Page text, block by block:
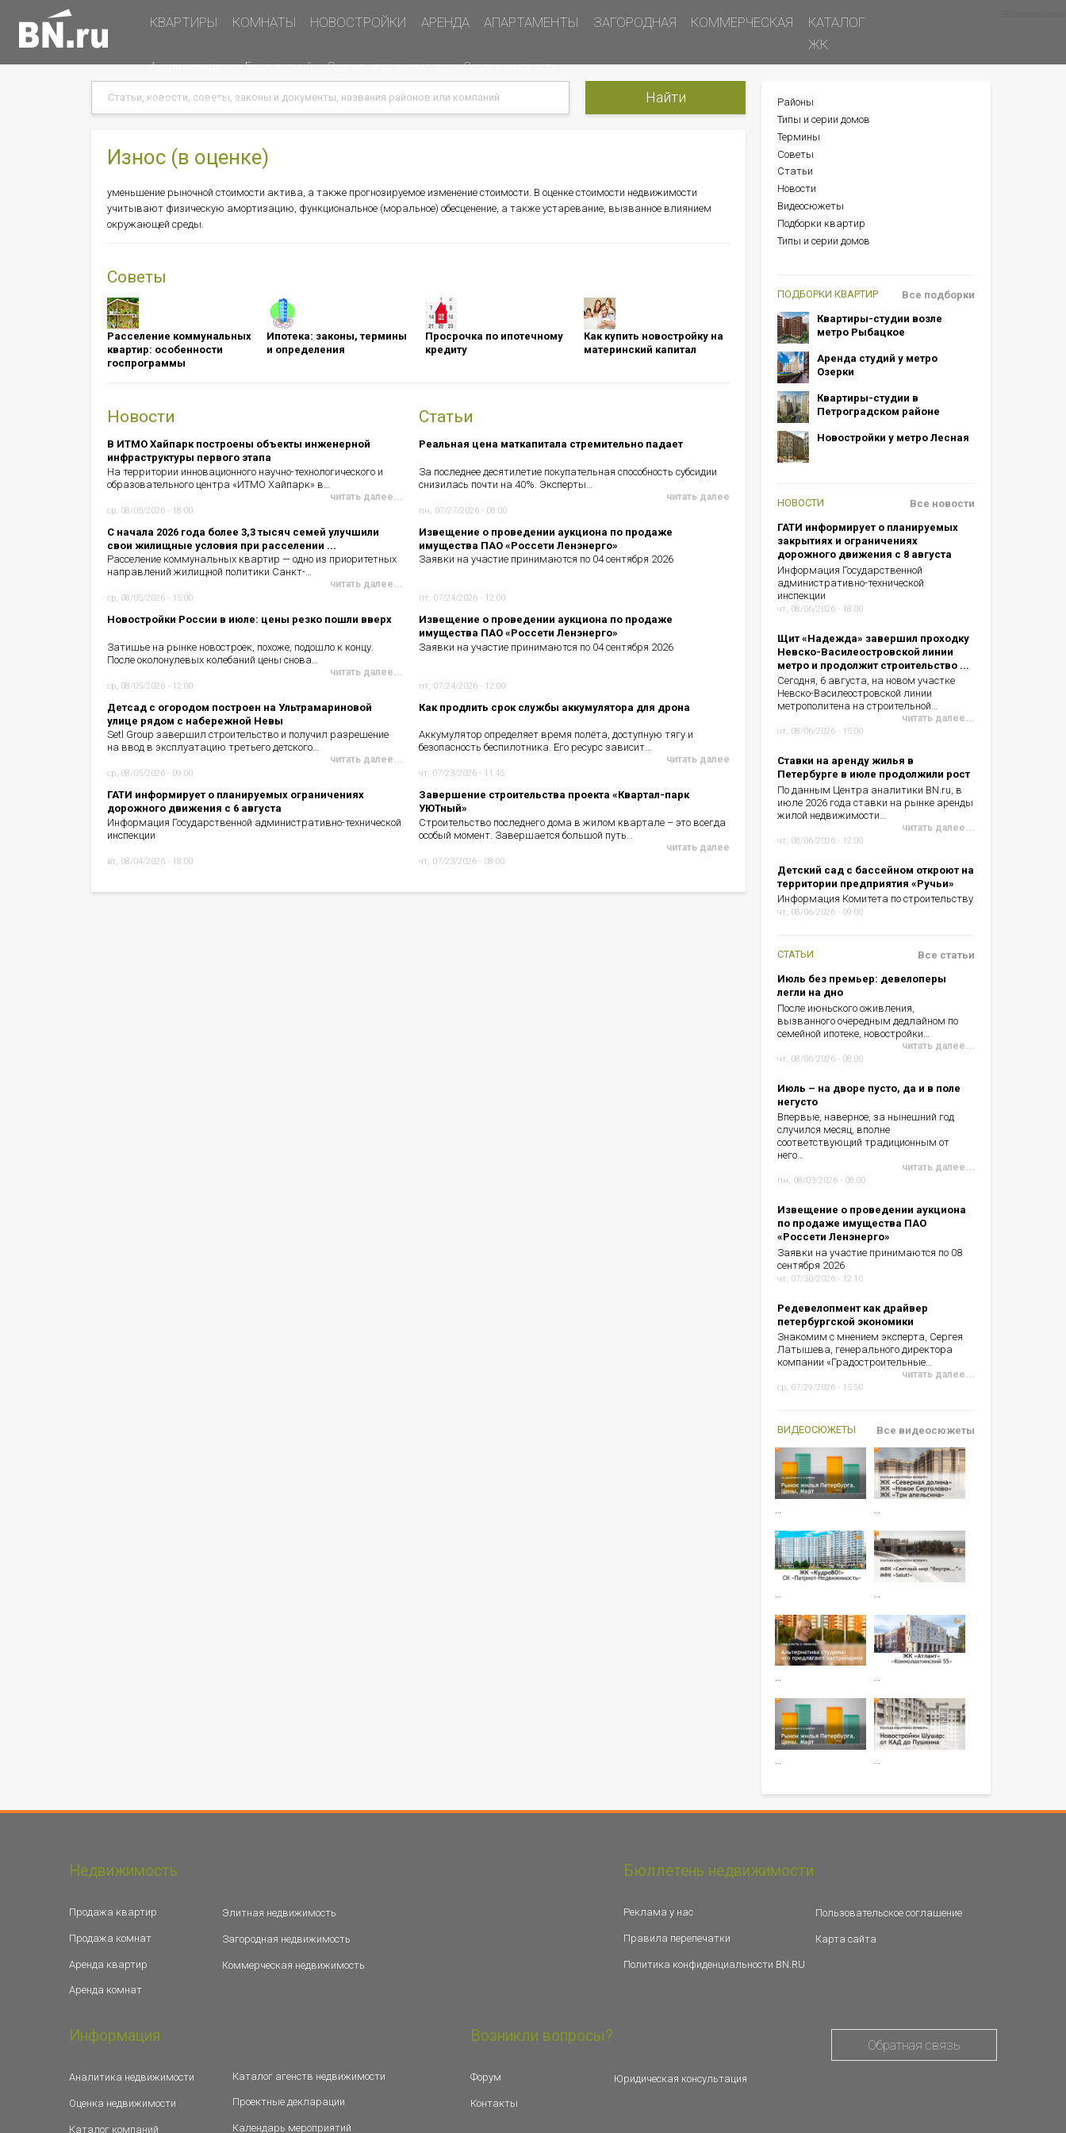
Основная
КВАРТИРЫ КОМНАТЫ НОВОСТРОЙКИ АРЕНДА АПАРТАМЕНТЫ ЗАГОРОДНАЯ КОММЕРЧЕСКАЯ
КАТАЛОГ
ЖК
Дополнительная
навигация
Акции и скидки База знаний Оценка недвижимости Статьи и новости
Меню
в
(справа)
Подать объявление
Search
Search
Износ (в оценке)
уменьшение рыночной стоимости актива, а также прогнозируемое изменение стоимости. В оценке стоимости недвижимости
учитывают физическую амортизацию, функциональное (моральное) обесценение, а также устаревание, вызванное влиянием
окружающей среды.
Советы
Расселение коммунальных
квартир: особенности
госпрограммы
Ипотека: ​​​​​​​законы, термины
и определения
Просрочка по ипотечному
кредиту
Как купить новостройку на
материнский капитал
Новости
В ИТМО Хайпарк построены объекты инженерной
инфраструктуры первого этапа
На территории инновационного научно-технологического и
образовательного центра «ИТМО Хайпарк» в…
читать далее...
ср, 08/05/2026 - 18:00
С начала 2026 года более 3,3 тысяч семей улучшили
свои жилищные условия при расселении ...
Расселение коммунальных квартир — одно из приоритетных
направлений жилищной политики Санкт-…
читать далее...
ср, 08/05/2026 - 15:00
Новостройки России в июле: цены резко пошли вверх
Затишье на рынке новостроек, похоже, подошло к концу.
После околонулевых колебаний цены снова…
читать далее...
ср, 08/05/2026 - 12:00
Детсад с огородом построен на Ультрамариновой
улице рядом с набережной Невы
Setl Group завершил строительство и получил разрешение
на ввод в эксплуатацию третьего детского…
читать далее...
ср, 08/05/2026 - 09:00
ГАТИ информирует о планируемых ограничениях
дорожного движения с 6 августа
Информация Государственной административно-технической
инспекции
вт, 08/04/2026 - 18:00
Статьи
Реальная цена маткапитала стремительно падает
За последнее десятилетие покупательная способность субсидии
снизилась почти на 40%. Эксперты…
читать далее
пн, 07/27/2026 - 08:00
Извещение о проведении аукциона по продаже
имущества ПАО «Россети Ленэнерго»
Заявки на участие принимаются по 04 сентября 2026
пт, 07/24/2026 - 12:00
Извещение о проведении аукциона по продаже
имущества ПАО «Россети Ленэнерго»
Заявки на участие принимаются по 04 сентября 2026
пт, 07/24/2026 - 12:00
Как продлить срок службы аккумулятора для дрона
Аккумулятор определяет время полёта, доступную тягу и
безопасность беспилотника. Его ресурс зависит…
читать далее
чт, 07/23/2026 - 11:45
Завершение строительства проекта «Квартал-парк
УЮТный»
Строительство последнего дома в жилом квартале – это всегда
особый момент. Завершается большой путь…
читать далее
чт, 07/23/2026 - 08:00
БОКОВОЕ
МЕНЮ
Районы
Типы и серии домов
Термины
Советы
Статьи
Новости
Видеосюжеты
Подборки квартир
Типы и серии домов
ПОДБОРКИ КВАРТИР
Квартиры-студии возле
метро Рыбацкое
Аренда студий у метро
Озерки
Квартиры-студии в
Петроградском районе
Новостройки у метро Лесная
Все подборки
НОВОСТИ
ГАТИ информирует о планируемых
закрытиях и ограничениях
дорожного движения с 8 августа
Информация Государственной
административно-технической
инспекции
чт, 08/06/2026 - 18:00
Щит «Надежда» завершил проходку
Невско-Василеостровской линии
метро и продолжит строительство ...
Сегодня, 6 августа, на новом участке
Невско-Василеостровской линии
метрополитена на строительной…
читать далее...
чт, 08/06/2026 - 15:00
Ставки на аренду жилья в
Петербурге в июле продолжили рост
По данным Центра аналитики BN.ru, в
июле 2026 года ставки на рынке аренды
жилой недвижимости…
читать далее...
чт, 08/06/2026 - 12:00
Детский сад с бассейном откроют на
территории предприятия «Ручьи»
Информация Комитета по строительству
чт, 08/06/2026 - 09:00
Все новости
СТАТЬИ
Июль без премьер: девелоперы
легли на дно
После июньского оживления,
вызванного очередным дедлайном по
семейной ипотеке, новостройки…
читать далее...
чт, 08/06/2026 - 08:00
Июль – на дворе пусто, да и в поле
негусто
Впервые, наверное, за нынешний год
случился месяц, вполне
соответствующий традиционным от
него…
читать далее...
пн, 08/03/2026 - 08:00
Извещение о проведении аукциона
по продаже имущества ПАО
«Россети Ленэнерго»
Заявки на участие принимаются по 08
сентября 2026
чт, 07/30/2026 - 12:10
Редевелопмент как драйвер
петербургской экономики
Знакомим с мнением эксперта, Сергея
Латышева, генерального директора
компании «Градостроительные…
читать далее...
ср, 07/29/2026 - 15:50
Все статьи
ВИДЕОСЮЖЕТЫ
… …
… …
Все видеосюжеты
Недвижимость
Продажа квартир
Продажа комнат
Аренда квартир
Аренда комнат
Элитная недвижимость
Загородная недвижимость
Коммерческая недвижимость
Бюллетень недвижимости
Реклама у нас
Правила перепечатки
Политика конфиденциальности BN.RU
Пользовательское соглашение
Карта сайта
Информация
Аналитика недвижимости
Оценка недвижимости
Каталог компаний
Каталог агенств недвижимости
Проектные декларации
Календарь мероприятий
Возникли вопросы?
Форум
Контакты
Юридическая консультация
Обратная связь